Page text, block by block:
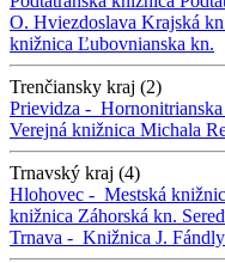
O. Hviezdoslava Krajská
knižnica Ľubovnianska kn.
Trenčiansky kraj (2)
Prievidza -
Verejná knižnica Michala
Trnavský kraj (4)
Hlohovec - Mestská
knižnica Záhorská kn.
Trnava - Knižnica J.